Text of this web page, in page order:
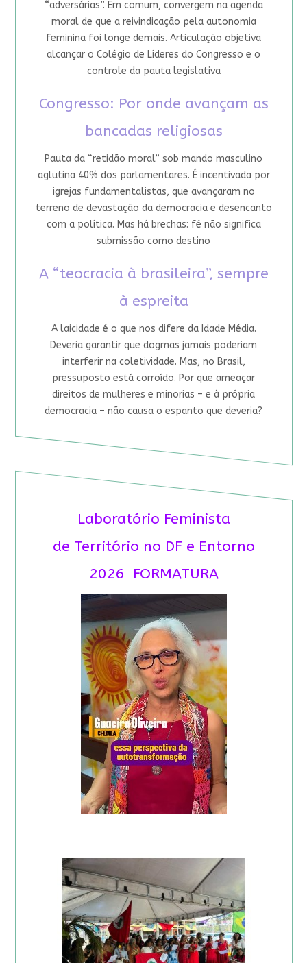
“adversárias”. Em comum, convergem na agenda
moral de que a reivindicação pela autonomia
feminina foi longe demais. Articulação objetiva
alcançar o Colégio de Líderes do Congresso e o
controle da pauta legislativa
Congresso: Por onde avançam as
bancadas religiosas
Pauta da “retidão moral” sob mando masculino
aglutina 40% dos parlamentares. É incentivada por
igrejas fundamentalistas, que avançaram no
terreno de devastação da democracia e desencanto
com a política. Mas há brechas: fé não significa
submissão como destino
A “teocracia à brasileira”, sempre
à espreita
A laicidade é o que nos difere da Idade Média.
Deveria garantir que dogmas jamais poderiam
interferir na coletividade. Mas, no Brasil,
pressuposto está corroído. Por que ameaçar
direitos de mulheres e minorias – e à própria
democracia – não causa o espanto que deveria?
Laboratório Feminista
de Território no DF e Entorno
2026 FORMATURA